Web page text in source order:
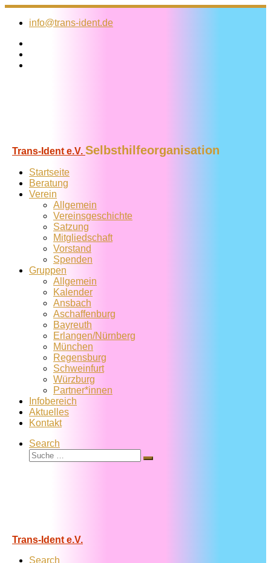
Zum
Inhalt
info@trans-ident.de
Trans-Ident e.V. Selbsthilfeorganisation
Startseite
Beratung
Verein
Allgemein
Vereins­geschichte
Satzung
Mitglied­schaft
Vorstand
Spenden
Gruppen
Allgemein
Kalender
Ansbach
Aschaffenburg
Bayreuth
Erlangen/Nürnberg
München
Regensburg
Schweinfurt
Würzburg
Partner*innen
Infobereich
Aktuelles
Kontakt
Search
Suche
Suche
Trans-Ident e.V.
Search